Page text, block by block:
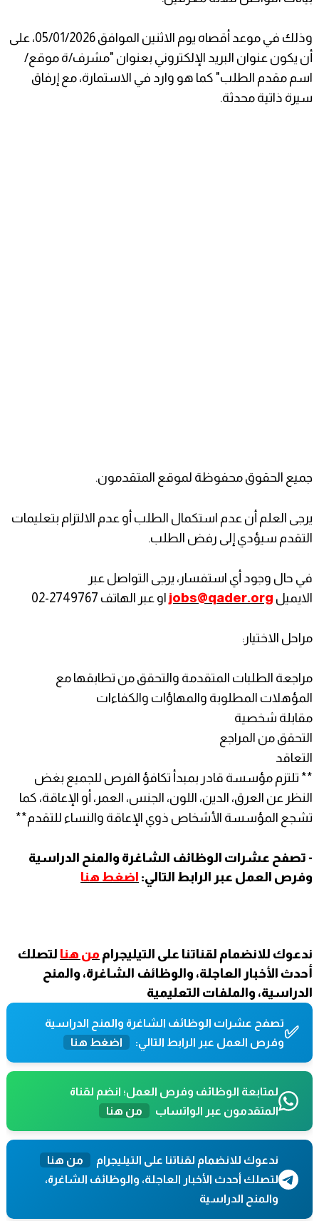
وذلك في موعد أقصاه يوم الاثنين الموافق 05/01/2026، على
أن يكون عنوان البريد الإلكتروني بعنوان "مشرف/ة موقع/
اسم مقدم الطلب" كما هو وارد في الاستمارة، مع إرفاق
سيرة ذاتية محدثة.
جميع الحقوق محفوظة لموقع المتقدمون.
يرجى العلم أن عدم استكمال الطلب أو عدم الالتزام بتعليمات
التقدم سيؤدي إلى رفض الطلب.
في حال وجود أي استفسار، يرجى التواصل عبر
الايميل jobs@qader.org او عبر الهاتف 2749767-02
مراحل الاختيار:
مراجعة الطلبات المتقدمة والتحقق من تطابقها مع
المؤهلات المطلوبة والمهاؤات والكفاءات
مقابلة شخصية
التحقق من المراجع
التعاقد
** تلتزم مؤسسة قادر بمبدأ تكافؤ الفرص للجميع بغض
النظر عن العرق، الدین، اللون، الجنس، العمر، أو الإعاقة، كما
تشجع المؤسسة الأشخاص ذوي الإعاقة والنساء للتقدم**
- تصفح عشرات الوظائف الشاغرة والمنح الدراسية
وفرص العمل عبر الرابط التالي: اضغط هنا
ندعوك للانضمام لقناتنا على التيليجرام من هنا لتصلك
أحدث الأخبار العاجلة، والوظائف الشاغرة، والمنح
الدراسية، والملفات التعليمية
✅تصفح عشرات الوظائف الشاغرة والمنح الدراسية
وفرص العمل عبر الرابط التالي:
اضغط هنا
لمتابعة الوظائف وفرص العمل؛ انضم لقناة
المتقدمون عبر الواتساب
من هنا
ندعوك للانضمام لقناتنا على التيليجرام
من هنا
لتصلك أحدث الأخبار العاجلة، والوظائف الشاغرة،
والمنح الدراسية